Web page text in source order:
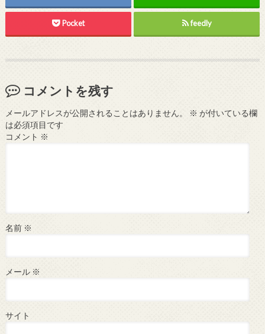
Pocket feedly
コメントを残す
メールアドレスが公開されることはありません。 ※ が付いている欄
は必須項目です
コメント ※
名前 ※
メール ※
サイト